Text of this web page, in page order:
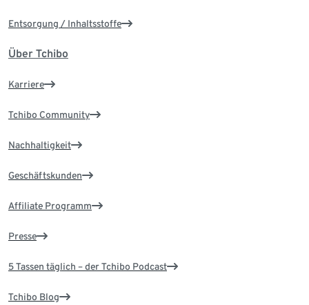
Entsorgung / Inhaltsstoffe
Über Tchibo
Karriere
Tchibo Community
Nachhaltigkeit
Geschäftskunden
Affiliate Programm
Presse
5 Tassen täglich – der Tchibo Podcast
Tchibo Blog